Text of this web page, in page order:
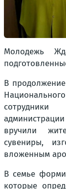
Молодежь
В
вручили
сувениры,
вложенным
В семье
которые